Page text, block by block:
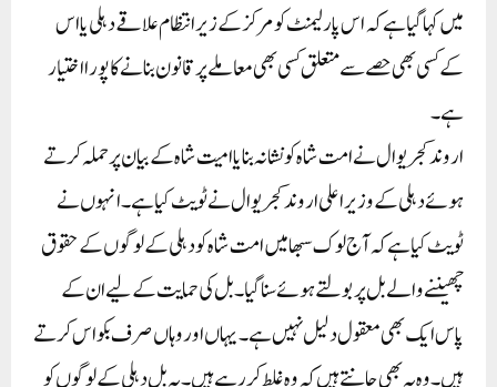
میں کہا گیا ہے کہ اس پارلیمنٹ کو مرکز کے زیر انتظام علاقے دہلی یا اس
کے کسی بھی حصے سے متعلق کسی بھی معاملے پر قانون بنانے کا پورا اختیار
ہے۔
اروند کجریوال نے امت شاہ کو نشانہ بنایاامیت شاہ کے بیان پر حملہ کرتے
ہوئے دہلی کے وزیر اعلی اروند کجریوال نے ٹویٹ کیا ہے۔ انہوں نے
ٹویٹ کیا ہے کہ آج لوک سبھا میں امت شاہ کو دہلی کے لوگوں کے حقوق
چھیننے والے بل پر بولتے ہوئے سنا گیا۔ بل کی حمایت کے لیے ان کے
پاس ایک بھی معقول دلیل نہیں ہے۔ یہاں اور وہاں صرف بکواس کرتے
ہیں۔ وہ یہ بھی جانتے ہیں کہ وہ غلط کر رہے ہیں۔ یہ بل دہلی کے لوگوں کو